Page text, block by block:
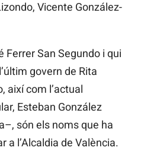
Vicente González-
Ferrer San Segundo i qui
govern de Rita
així com l’actual
Esteban González
són els noms que ha
a l’Alcaldia de València.